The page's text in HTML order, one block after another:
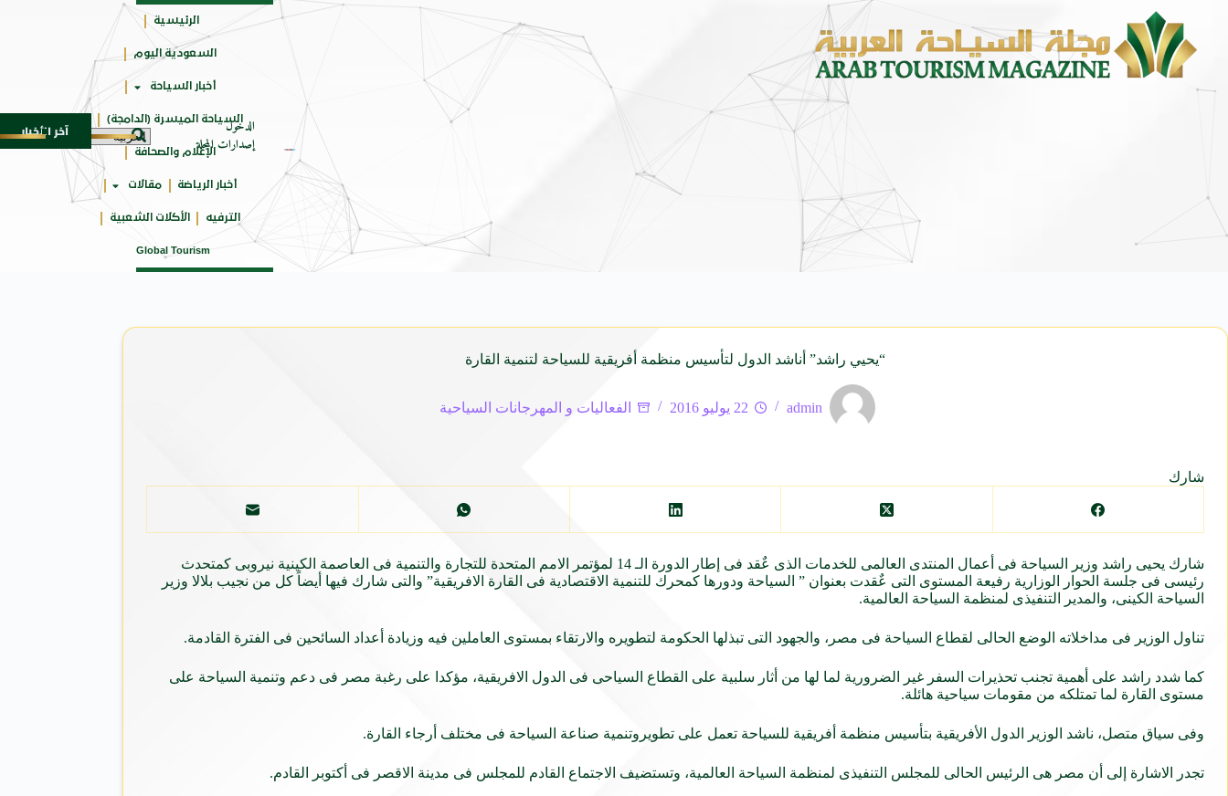
علىالدخول
إصدارات المجلة
الرئيسية
السعودية اليوم
أخبار السياحة
السياحة الميسرة (الدامجة)
الإعلام والصحافة
أخبار الرياضة مقالات
الترفيه الأكلات الشعبية
Global Tourism
آخر الأخبار مهرجان الأطاولة التراثي يجمع الشاعر عبدالواحد بجمهورهً زايتشيكوف يستقبل وفد
“يحيي راشد” أناشد الدول لتأسيس منظمة أفريقية للسياحة لتنمية القارة
admin 22 يوليو 2016 الفعاليات و المهرجانات السياحية
شارك
شارك يحيى راشد وزير السياحة فى أعمال المنتدى العالمى للخدمات الذى عٌقد فى إطار الدورة الـ 14 لمؤتمر الامم المتحدة للتجارة والتنمية فى العاصمة الكينية نيروبى كمتحدث
رئيسى فى جلسة الحوار الوزارية رفيعة المستوى التى عٌقدت بعنوان ” السياحة ودورها كمحرك للتنمية الاقتصادية فى القارة الافريقية” والتى شارك فيها أيضاً كل من نجيب بلالا وزير
السياحة الكينى، والمدير التنفيذى لمنظمة السياحة العالمية.
تناول الوزير فى مداخلاته الوضع الحالى لقطاع السياحة فى مصر، والجهود التى تبذلها الحكومة لتطويره والارتقاء بمستوى العاملين فيه وزيادة أعداد السائحين فى الفترة القادمة.
كما شدد راشد على أهمية تجنب تحذيرات السفر غير الضرورية لما لها من أثار سلبية على القطاع السياحى فى الدول الافريقية، مؤكدا على رغبة مصر فى دعم وتنمية السياحة على
مستوى القارة لما تمتلكه من مقومات سياحية هائلة.
وفى سياق متصل، ناشد الوزير الدول الأفريقية بتأسيس منظمة أفريقية للسياحة تعمل على تطويروتنمية صناعة السياحة فى مختلف أرجاء القارة.
تجدر الاشارة إلى أن مصر هى الرئيس الحالى للمجلس التنفيذى لمنظمة السياحة العالمية، وتستضيف الاجتماع القادم للمجلس فى مدينة الاقصر فى أكتوبر القادم.